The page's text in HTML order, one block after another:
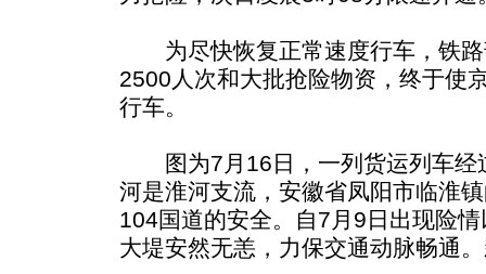
为尽快恢复正常速度行车，铁路
2500人次和大批抢险物资，终于使
行车。
图为7月16日，一列货运列车经
河是淮河支流，安徽省凤阳市临淮
104国道的安全。自7月9日出现险
大堤安然无恙，力保交通动脉畅通